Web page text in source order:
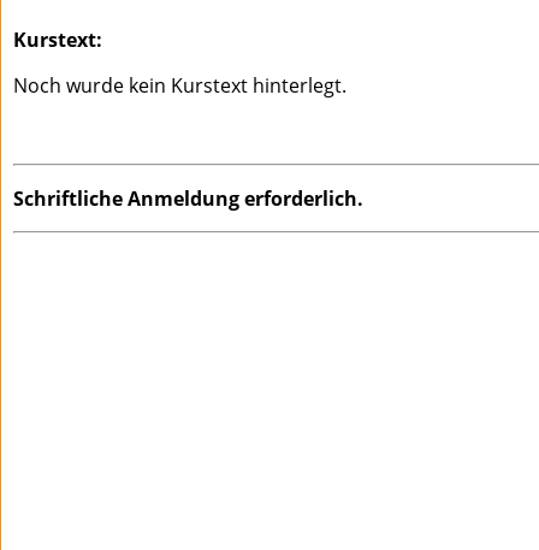
Kurstext:
Noch wurde kein Kurstext hinterlegt.
Schriftliche Anmeldung erforderlich.